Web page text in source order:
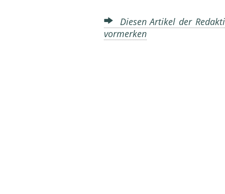
Diesen Artikel der
vormerken